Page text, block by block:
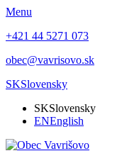
Menu
+421 44 5271 073
obec@vavrisovo.sk
SKSlovensky
SKSlovensky
ENEnglish